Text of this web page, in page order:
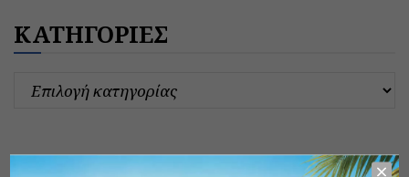
ΚΑΤΗΓΟΡΙΕΣ